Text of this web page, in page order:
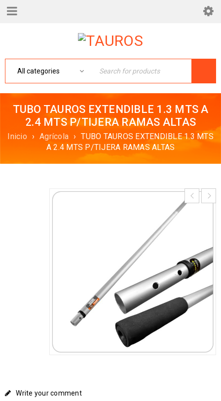
TUBO TAUROS EXTENDIBLE 1.3 MTS A
2.4 MTS P/TIJERA RAMAS ALTAS
Inicio › Agrícola › TUBO TAUROS EXTENDIBLE 1.3 MTS
A 2.4 MTS P/TIJERA RAMAS ALTAS
Write your comment